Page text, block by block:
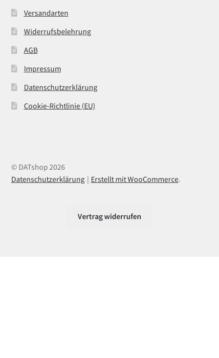
Versandarten
Widerrufsbelehrung
AGB
Impressum
Datenschutzerklärung
Cookie-Richtlinie (EU)
© DATshop 2026
Datenschutzerklärung
Erstellt mit WooCommerce.
Vertrag widerrufen